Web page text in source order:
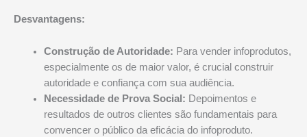
Desvantagens:
Construção de Autoridade: Para vender infoprodutos,
especialmente os de maior valor, é crucial construir
autoridade e confiança com sua audiência.
Necessidade de Prova Social: Depoimentos e
resultados de outros clientes são fundamentais para
convencer o público da eficácia do infoproduto.